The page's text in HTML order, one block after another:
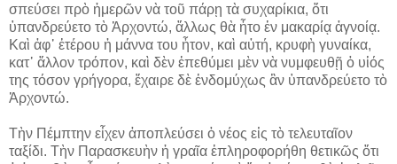
σπεύσει πρὸ ἡμερῶν νὰ τοῦ πάρῃ τὰ συχαρίκια, ὅτι
ὑπανδρεύετο τὸ Ἀρχοντώ, ἄλλως θὰ ἦτο ἐν μακαρίᾳ ἀγνοίᾳ.
Καὶ ἀφ᾽ ἑτέρου ἡ μάννα του ἦτον, καὶ αὐτή, κρυφὴ γυναίκα,
κατ᾽ ἄλλον τρόπον, καὶ δὲν ἐπεθύμει μὲν νὰ νυμφευθῇ ὁ υἱός
της τόσον γρήγορα, ἔχαιρε δὲ ἐνδομύχως ἂν ὑπανδρεύετο τὸ
Ἀρχοντώ.
Τὴν Πέμπτην εἶχεν ἀποπλεύσει ὁ νέος εἰς τὸ τελευταῖον
ταξίδι. Τὴν Παρασκευὴν ἡ γραῖα ἐπληροφορήθη θετικῶς ὅτι